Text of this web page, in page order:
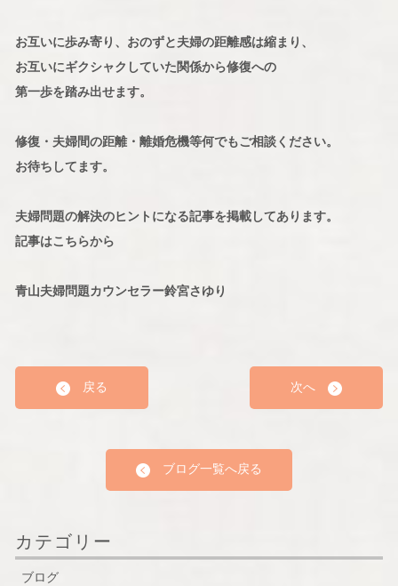
お互いに歩み寄り、おのずと夫婦の距離感は縮まり、
お互いにギクシャクしていた関係から修復への
第一歩を踏み出せます。
修復・夫婦間の距離・離婚危機等何でもご相談ください。
お待ちしてます。
夫婦問題の解決のヒントになる記事を掲載してあります。
記事はこちらから
青山夫婦問題カウンセラー鈴宮さゆり
戻る 次へ
ブログ一覧へ戻る
カテゴリー
ブログ